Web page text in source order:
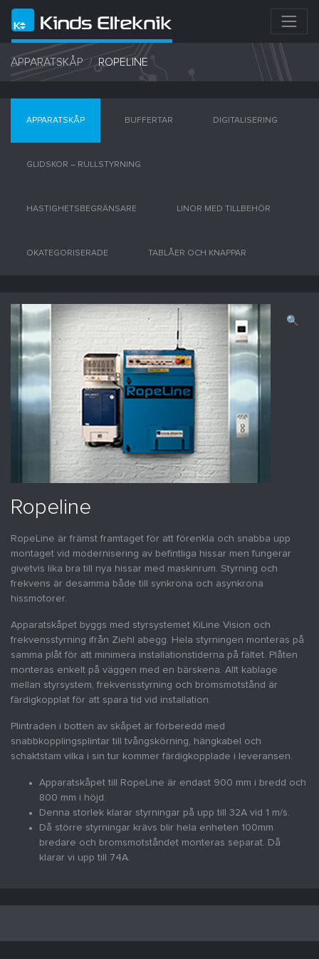
APPARATSKÅP ROPELINE
APPARATSKÅP BUFFERTAR DIGITALISERING
GLIDSKOR – RULLSTYRNING
HASTIGHETSBEGRÄNSARE LINOR MED TILLBEHÖR
OKATEGORISERADE TABLÅER OCH KNAPPAR
🔍
Ropeline
RopeLine är främst framtaget för att förenkla och snabba upp
montaget vid modernisering av befintliga hissar men fungerar
givetvis lika bra till nya hissar med maskinrum. Styrning och
frekvens är desamma både till synkrona och asynkrona
hissmotorer.
Apparatskåpet byggs med styrsystemet KiLine Vision och
frekvensstyrning ifrån Ziehl abegg. Hela styrningen monteras på
samma plåt för att minimera installationstiderna på fältet. Plåten
monteras enkelt på väggen med en bärskena. Allt kablage
mellan styrsystem, frekvensstyrning och bromsmotstånd är
färdigkopplat för att spara tid vid installation.
Plintraden i botten av skåpet är förberedd med
snabbkopplingsplintar till tvångskörning, hängkabel och
schaktstam vilka i sin tur kommer färdigkopplade i leveransen.
Apparatskåpet till RopeLine är endast 900 mm i bredd och
800 mm i höjd.
Denna storlek klarar styrningar på upp till 32A vid 1 m/s.
Då större styrningar krävs blir hela enheten 100mm
bredare och bromsmotståndet monteras separat. Då
klarar vi upp till 74A.